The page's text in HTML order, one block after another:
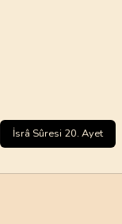
İsrâ Sûresi 20. Ayet